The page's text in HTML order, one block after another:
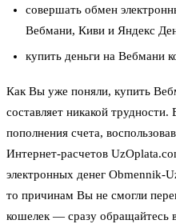
совершать обмен
Вебмани, Киви и Яндекс
купить деньги на Вебмани
Как Вы уже поняли, купить
составляет никакой
пополнения счета,
Интернет-расчетов
электронных денег Obmennik-
то причинам Вы не смогли
кошелек — сразу обращайтесь